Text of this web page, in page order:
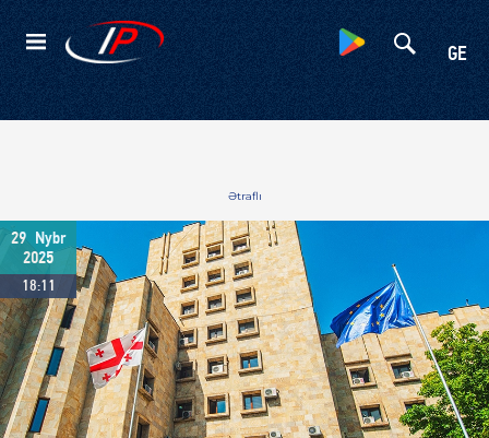
GE
Kateqoriyalar
Ətraflı
29
Nybr
2025
18:11